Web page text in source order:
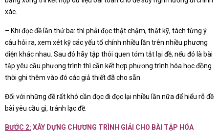
xác.
– Khi đọc đề lần thứ ba: thì phải đọc thật chậm, thật kỹ, tách từng ý
câu hỏi ra, xem xét kỹ các yếu tố chính nhiều lần trên nhiều phương
diện khác nhau. Sau đó hãy tập thói quen tóm tắt lại đề, nếu đó là bài
tập yêu cầu phương trình thì cần kết hợp phương trình hóa học đồng
thời ghi thêm vào đó các giả thiết đã cho sẵn.
Đối với những đề rất khó cần đọc đi đọc lại nhiều lần nữa để hiểu rõ đề
bài yêu cầu gì, tránh lạc đề.
BƯỚC 2: XÂY DỰNG CHƯƠNG TRÌNH GIẢI CHO BÀI TẬP HÓA